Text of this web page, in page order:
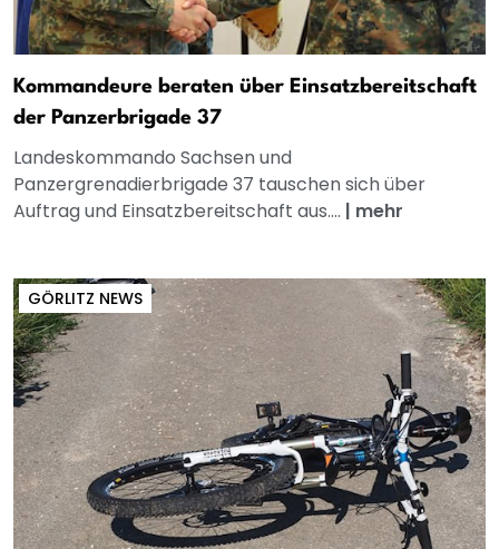
Kommandeure beraten über Einsatzbereitschaft
der Panzerbrigade 37
Landeskommando Sachsen und
Panzergrenadierbrigade 37 tauschen sich über
Auftrag und Einsatzbereitschaft aus.... | mehr
GÖRLITZ NEWS